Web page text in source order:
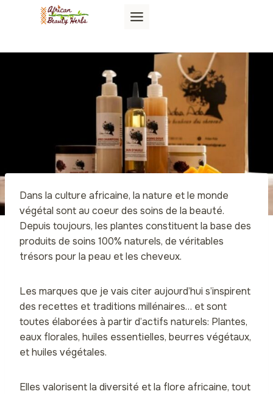
Dans la culture africaine, la nature et le monde
végétal sont au coeur des soins de la beauté.
Depuis toujours, les plantes constituent la base des
produits de soins 100% naturels, de véritables
trésors pour la peau et les cheveux.
Les marques que je vais citer aujourd’hui s’inspirent
des recettes et traditions millénaires… et sont
toutes élaborées à partir d’actifs naturels: Plantes,
eaux florales, huiles essentielles, beurres végétaux,
et huiles végétales.
Elles valorisent la diversité et la flore africaine, tout